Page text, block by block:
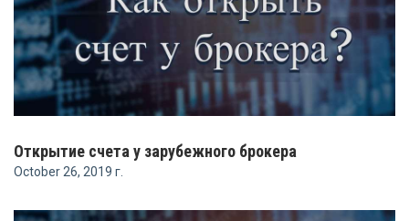
Открытие счета у зарубежного брокера
October 26, 2019 г.